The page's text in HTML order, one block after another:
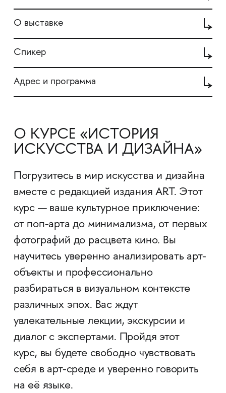
О выставке
Спикер
Адрес и программа
О КУРСЕ «ИСТОРИЯ
ИСКУССТВА И ДИЗАЙНА»
Погрузитесь в мир искусства и дизайна
вместе с редакцией издания ART. Этот
курс — ваше культурное приключение:
от поп-арта до минимализма, от первых
фотографий до расцвета кино. Вы
научитесь уверенно анализировать арт-
объекты и профессионально
разбираться в визуальном контексте
различных эпох. Вас ждут
увлекательные лекции, экскурсии и
диалог с экспертами. Пройдя этот
курс, вы будете свободно чувствовать
себя в арт-среде и уверенно говорить
на её языке.